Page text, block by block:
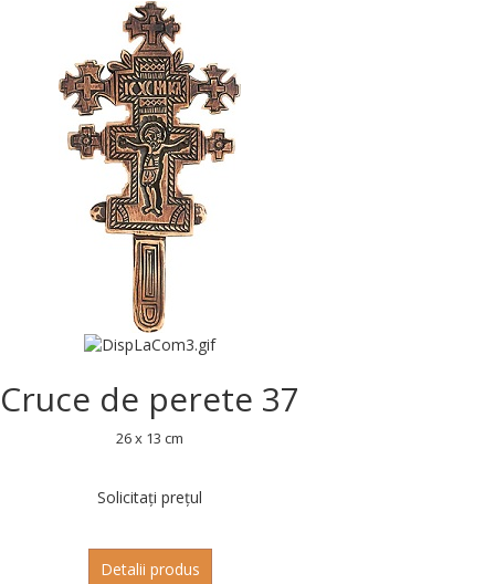
Cruce de perete 37
26 x 13 cm
Solicitați prețul
Detalii produs